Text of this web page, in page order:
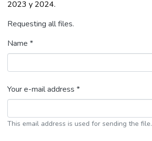
2023 y 2024.
Requesting all files.
Name *
Your e-mail address *
This email address is used for sending the file.